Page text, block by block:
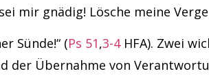
mir gnädig! Lösche meine
Sünde!“ (Ps 51,3-4HFA). Zwei
der Übernahme von